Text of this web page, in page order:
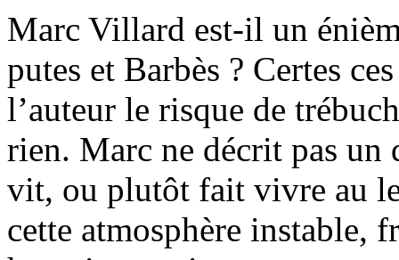
Marc Villard est-il un
putes et Barbès ? Certes
l’auteur le risque de
rien. Marc ne décrit pas un
vit, ou plutôt fait vivre au
cette atmosphère instable,